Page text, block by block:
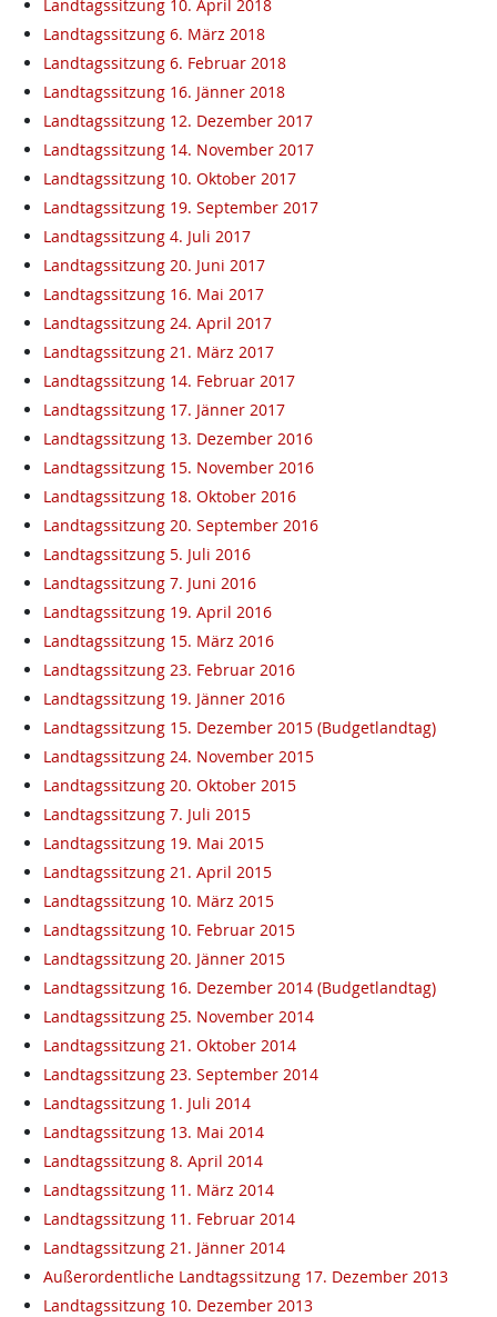
Landtagssitzung 10. April 2018
Landtagssitzung 6. März 2018
Landtagssitzung 6. Februar 2018
Landtagssitzung 16. Jänner 2018
Landtagssitzung 12. Dezember 2017
Landtagssitzung 14. November 2017
Landtagssitzung 10. Oktober 2017
Landtagssitzung 19. September 2017
Landtagssitzung 4. Juli 2017
Landtagssitzung 20. Juni 2017
Landtagssitzung 16. Mai 2017
Landtagssitzung 24. April 2017
Landtagssitzung 21. März 2017
Landtagssitzung 14. Februar 2017
Landtagssitzung 17. Jänner 2017
Landtagssitzung 13. Dezember 2016
Landtagssitzung 15. November 2016
Landtagssitzung 18. Oktober 2016
Landtagssitzung 20. September 2016
Landtagssitzung 5. Juli 2016
Landtagssitzung 7. Juni 2016
Landtagssitzung 19. April 2016
Landtagssitzung 15. März 2016
Landtagssitzung 23. Februar 2016
Landtagssitzung 19. Jänner 2016
Landtagssitzung 15. Dezember 2015 (Budgetlandtag)
Landtagssitzung 24. November 2015
Landtagssitzung 20. Oktober 2015
Landtagssitzung 7. Juli 2015
Landtagssitzung 19. Mai 2015
Landtagssitzung 21. April 2015
Landtagssitzung 10. März 2015
Landtagssitzung 10. Februar 2015
Landtagssitzung 20. Jänner 2015
Landtagssitzung 16. Dezember 2014 (Budgetlandtag)
Landtagssitzung 25. November 2014
Landtagssitzung 21. Oktober 2014
Landtagssitzung 23. September 2014
Landtagssitzung 1. Juli 2014
Landtagssitzung 13. Mai 2014
Landtagssitzung 8. April 2014
Landtagssitzung 11. März 2014
Landtagssitzung 11. Februar 2014
Landtagssitzung 21. Jänner 2014
Außerordentliche Landtagssitzung 17. Dezember 2013
Landtagssitzung 10. Dezember 2013